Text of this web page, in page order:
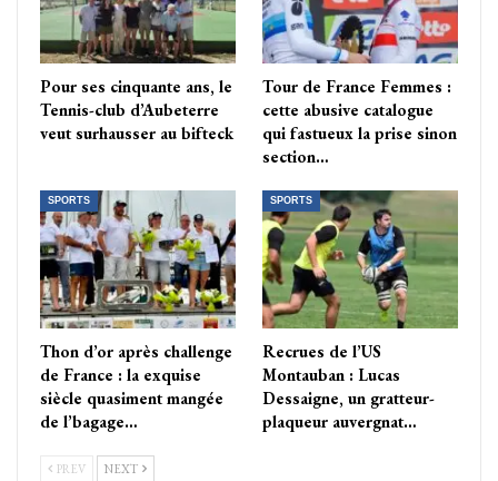
Pour ses cinquante ans, le
Tennis-club d’Aubeterre
veut surhausser au bifteck
Tour de France Femmes :
cette abusive catalogue
qui fastueux la prise sinon
section…
SPORTS
Thon d’or après challenge
de France : la exquise
siècle quasiment mangée
de l’bagage…
SPORTS
Recrues de l’US
Montauban : Lucas
Dessaigne, un gratteur-
plaqueur auvergnat…
PREV NEXT